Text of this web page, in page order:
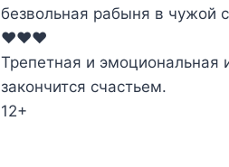
безвольная рабыня в чужой
❤️❤️❤️
Трепетная и эмоциональная
закончится счастьем.
12+